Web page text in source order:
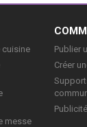
cuisine
messe
Publier
Créer